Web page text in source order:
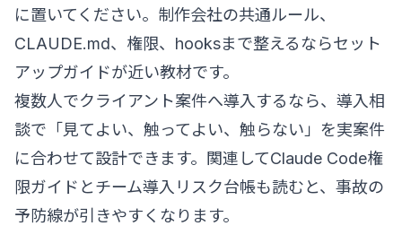
に置いてください。制作会社の共通ルール、
CLAUDE.md、権限、hooksまで整えるならセット
アップガイドが近い教材です。
複数人でクライアント案件へ導入するなら、 導入相
談で「見てよい、触ってよい、触らない」を実案件
に合わせて設計できます。関連してClaude Code権
限ガイド とチーム導入リスク台帳も読むと、事故の
予防線が引きやすくなります。